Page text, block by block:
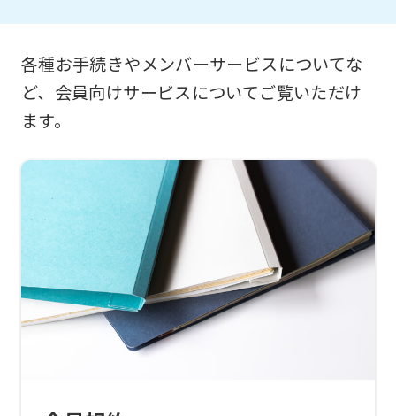
各種お手続きやメンバーサービスについてな
ど、会員向けサービスについてご覧いただけ
ます。
For
foreigners